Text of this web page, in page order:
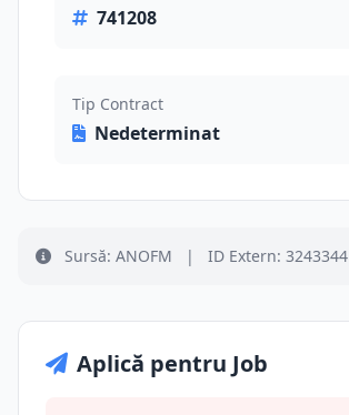
741208
Tip Contract
Nedeterminat
Sursă: ANOFM | ID Extern: 3243344
Aplică pentru Job